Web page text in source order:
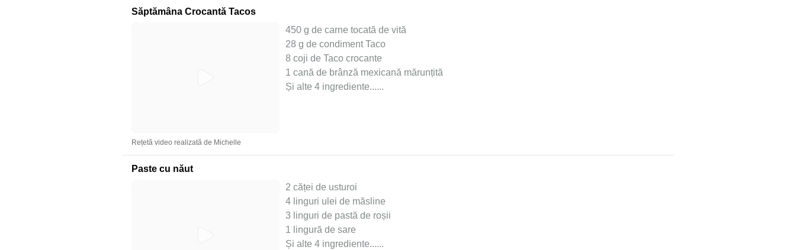
Săptămâna Crocantă Tacos
450 g de carne tocată de vită
28 g de condiment Taco
8 coji de Taco crocante
1 cană de brânză mexicană mărunțită
Și alte 4 ingrediente...
Rețetă video realizată de Michelle
Paste cu năut
2 căței de usturoi
4 linguri ulei de măsline
3 linguri de pastă de roșii
1 lingură de sare
Și alte 4 ingrediente......